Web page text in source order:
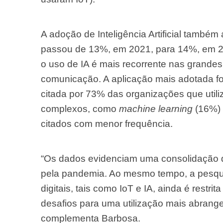
A adoção de Inteligência Artificial
passou de 13%, em 2021, para 14%, em
o uso de IA é mais recorrente nas
comunicação. A aplicação mais adotada
citada por 73% das organizações que
complexos, como machine learning
citados com menor frequência.
“Os dados evidenciam uma
pela pandemia. Ao mesmo tempo, a
digitais, tais como IoT e IA, ainda é
desafios para uma utilização mais
complementa Barbosa.